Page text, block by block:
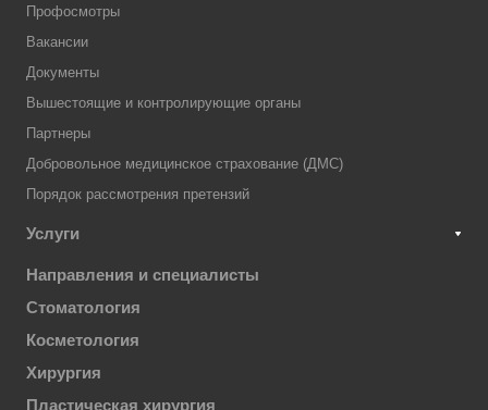
Профосмотры
Вакансии
Документы
Вышестоящие и контролирующие органы
Партнеры
Добровольное медицинское страхование (ДМС)
Порядок рассмотрения претензий
Услуги
Направления и специалисты
Стоматология
Косметология
Хирургия
Пластическая хирургия